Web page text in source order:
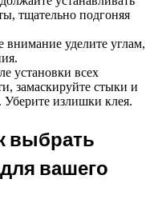
тщательно подгоняя
внимание уделите углам,
установки всех
замаскируйте стыки и
Уберите излишки клея.
выбрать
вашего